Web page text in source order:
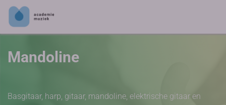
Mandoline
Basgitaar, harp, gitaar, mandoline, elektrische gitaar en